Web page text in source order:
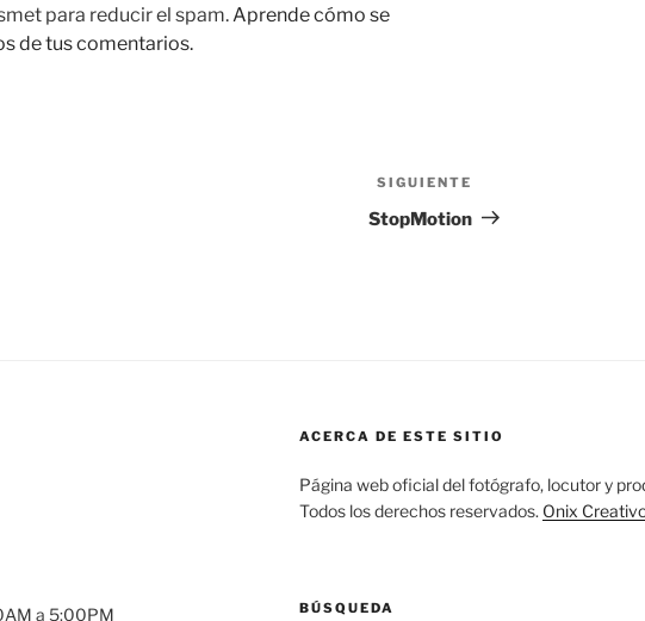
para reducir el spam. Aprende cómo se
de tus comentarios.
entrada
SIGUIENTE
StopMotion
a 5:00PM
ACERCA DE ESTE SITIO
Página web oficial del fotógrafo, locutor y
Todos los derechos reservados. Onix
BÚSQUEDA